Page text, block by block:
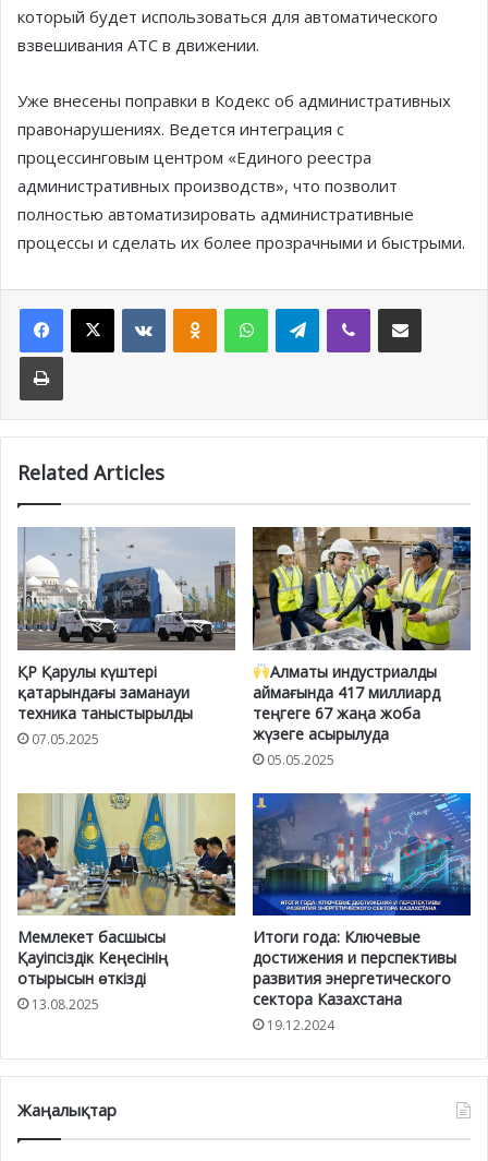
который будет использоваться для автоматического
взвешивания АТС в движении.
Уже внесены поправки в Кодекс об административных
правонарушениях. Ведется интеграция с
процессинговым центром «Единого реестра
административных производств», что позволит
полностью автоматизировать административные
процессы и сделать их более прозрачными и быстрыми.
Facebook
X VKontakteOdnoklassniki
WhatsAppTelegramViber Share via Email
Print
Related Articles
ҚР Қарулы күштері
қатарындағы заманауи
техника таныстырылды
07.05.2025
Алматы индустриалды
аймағында 417 миллиард
теңгеге 67 жаңа жоба
жүзеге асырылуда
05.05.2025
Мемлекет басшысы
Қауіпсіздік Кеңесінің
отырысын өткізді
13.08.2025
Итоги года: Ключевые
достижения и перспективы
развития энергетического
сектора Казахстана
19.12.2024
Жаңалықтар